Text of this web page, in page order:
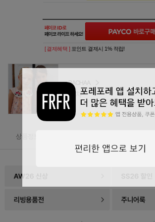
[ 결제혜택 ] 포인트 결제시 1% 적립!
BACHAA
바챠
상품정보